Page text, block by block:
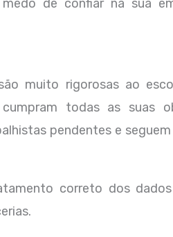
de confiar na sua
muito rigorosas ao
todas as suas
pendentes e
correto dos